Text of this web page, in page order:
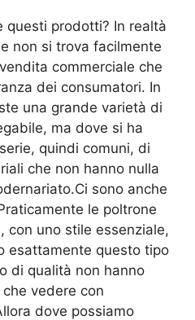
questi prodotti? In realtà
non si trova facilmente
commerciale che
dei consumatori. In
una grande varietà di
ma dove si ha
quindi comuni, di
che non hanno nulla
sono anche
le poltrone
con uno stile essenziale,
esattamente questo tipo
di qualità non hanno
vedere con
dove possiamo